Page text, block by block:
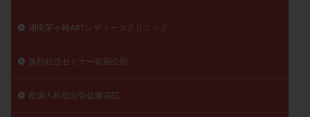
湘南茅ヶ崎ARTレディースクリニック
無料妊活セミナー動画公開
産婦人科舘出張佐藤病院